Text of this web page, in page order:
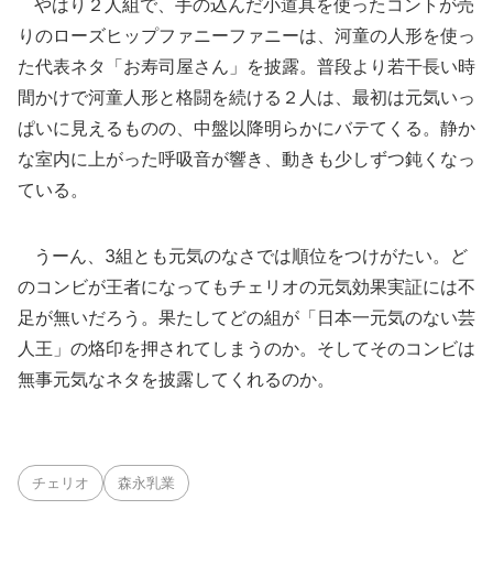
やはり２人組で、手の込んだ小道具を使ったコントが売
りのローズヒップファニーファニーは、河童の人形を使っ
た代表ネタ「お寿司屋さん」を披露。普段より若干長い時
間かけで河童人形と格闘を続ける２人は、最初は元気いっ
ぱいに見えるものの、中盤以降明らかにバテてくる。静か
な室内に上がった呼吸音が響き、動きも少しずつ鈍くなっ
ている。
うーん、3組とも元気のなさでは順位をつけがたい。ど
のコンビが王者になってもチェリオの元気効果実証には不
足が無いだろう。果たしてどの組が「日本一元気のない芸
人王」の烙印を押されてしまうのか。そしてそのコンビは
無事元気なネタを披露してくれるのか。
チェリオ 森永乳業